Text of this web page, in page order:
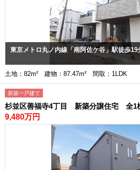
東京メトロ丸ノ内線「南阿佐ケ谷」駅徒歩19
土地：82m² 建物：87.47m² 間取：1LDK
新築一戸建て
杉並区善福寺4丁目 新築分譲住宅 全1
9,480万円